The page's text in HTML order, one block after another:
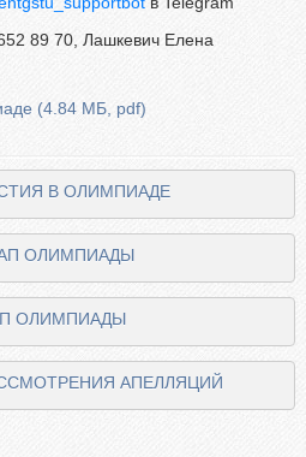
89 70, Лашкевич Елена
(4.84 МБ, pdf)
В ОЛИМПИАДЕ
ОЛИМПИАДЫ
ОЛИМПИАДЫ
АПЕЛЛЯЦИЙ